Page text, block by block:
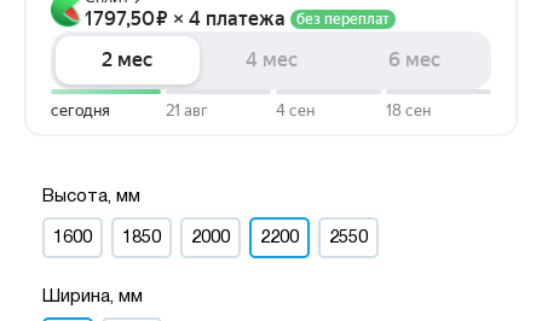
Высота, мм
1600 1850 2000 2200 2550
Ширина, мм